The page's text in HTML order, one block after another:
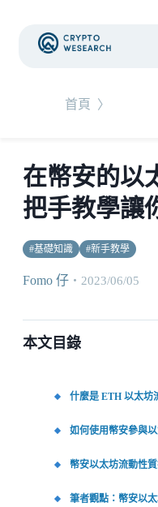
首頁 〉
在幣安的以
把手教學讓
#基礎知識 #新手教學
Fomo 仔 ・ 2023/06/05
本文目錄
什麼是 ETH 以太坊
如何使用幣安參與
幣安以太坊流動性
筆者觀點：幣安以